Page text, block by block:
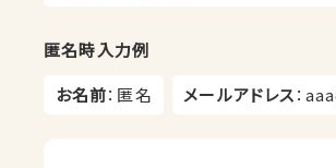
匿名時入力例
お名前：匿名 メールアドレス：